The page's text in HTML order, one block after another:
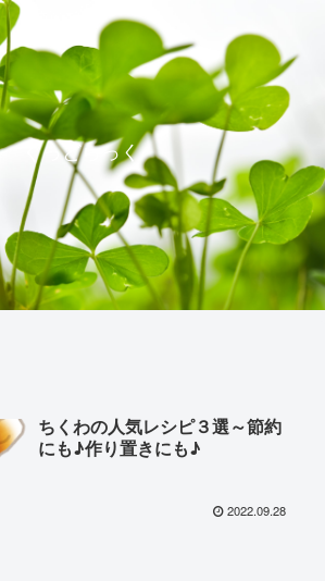
ぐっどらっく
ちくわの人気レシピ３選～節約
にも♪作り置きにも♪
2022.09.28